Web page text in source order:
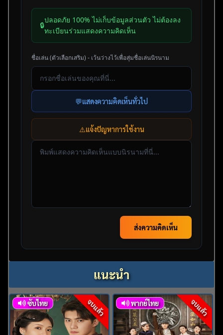
🔒
ปลอดภัย 100% ไม่เก็บข้อมูลส่วนตัว ไม่ต้องลง
ทะเบียนร่วมแสดงความคิดเห็น
ชื่อเล่น (ตัวเลือกเสริม) - เว้นว่างไว้เพื่อสุ่มชื่อเล่นนิรนาม
💬แสดงความคิดเห็นทั่วไป
⚠️แจ้งปัญหาการใช้งาน
ส่งความคิดเห็น
แนะนำ
จบแล้ว
ซับไทย จบแล้ว
พากย์ไทย